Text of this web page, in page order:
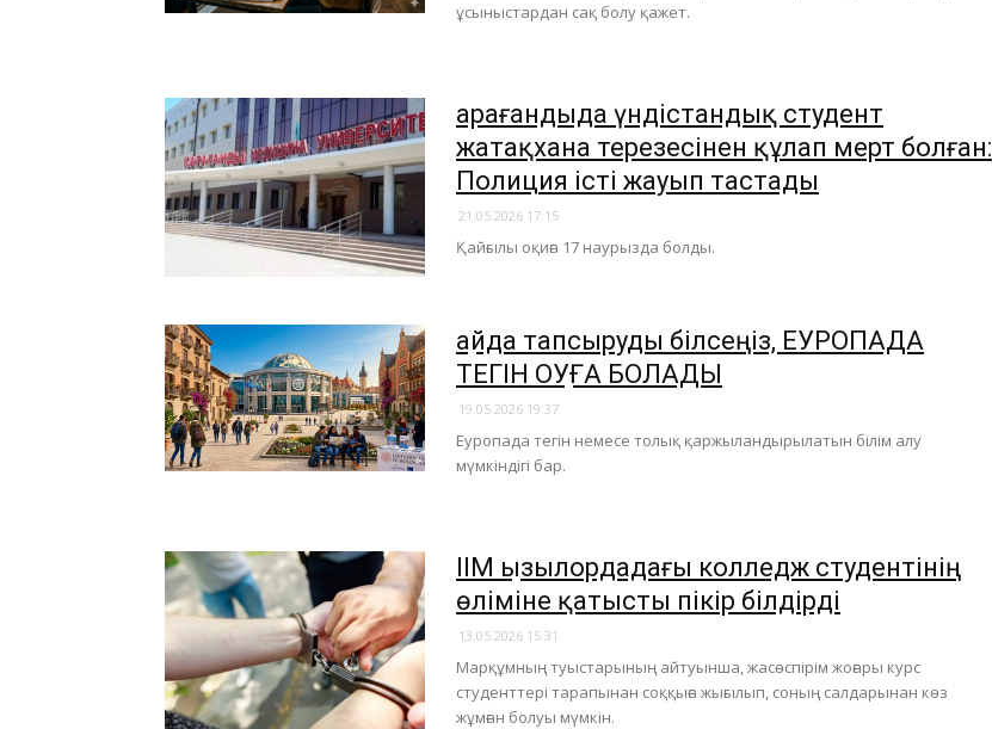
ұсыныстардан сақ болу қажет.
Қарағандыда үндістандық студент
жатақхана терезесінен құлап мерт болған:
Полиция істі жауып тастады
21.05.2026 17:15
Қайғылы оқиға 17 наурызда болды.
Қайда тапсыруды білсеңіз, ЕУРОПАДА
ТЕГІН ОҚУҒА БОЛАДЫ
19.05.2026 19:37
Еуропада тегін немесе толық қаржыландырылатын білім алу
мүмкіндігі бар.
ІІМ Қызылордадағы колледж студентінің
өліміне қатысты пікір білдірді
13.05.2026 15:31
Марқұмның туыстарының айтуынша, жасөспірім жоғары курс
студенттері тарапынан соққыға жығылып, соның салдарынан көз
жұмған болуы мүмкін.